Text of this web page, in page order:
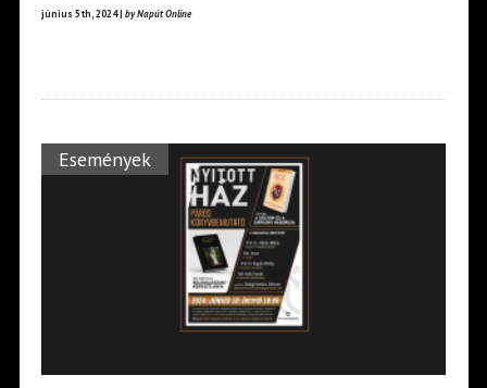
június 5th, 2024 | by Napút Online
Események